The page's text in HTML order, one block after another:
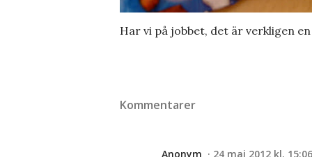
Har vi på jobbet, det är verkligen
Kommentarer
Anonym 24 maj 2012 kl. 15:06